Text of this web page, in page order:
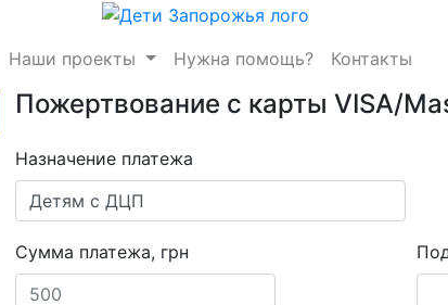
Наши проекты Нужна помощь? Контакты
Пожертвование с карты VISA/
Назначение платежа
Сумма платежа, грн